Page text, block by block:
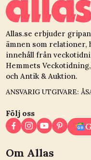
Allas.se erbjuder
ämnen som relationer,
innehåll från
Hemmets
och Antik & Auktion.
ANSVARIG UTGIVARE:
Följ oss
Om Allas